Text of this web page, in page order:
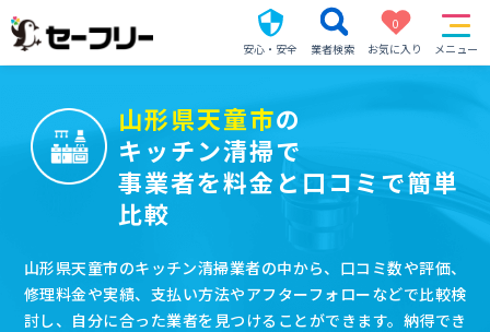
安心・安全 業者検索
0
お気に入り
メニュー
山形県天童市の
キッチン清掃で
事業者を料金と口コミで簡単
比較
山形県天童市のキッチン清掃業者の中から、口コミ数や評価、
修理料金や実績、支払い方法やアフターフォローなどで比較検
討し、自分に合った業者を見つけることができます。納得でき